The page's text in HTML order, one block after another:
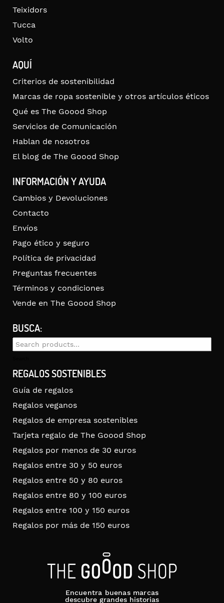
Teixidors
Tucca
Volto
AQUÍ
Criterios de sostenibilidad
Marcas de ropa sostenible y otros artículos éticos
Qué es The Goood Shop
Servicios de Comunicación
Hablan de nosotros
El blog de The Goood Shop
INFORMACIÓN Y AYUDA
Cambios y Devoluciones
Contacto
Envíos
Pago ético y seguro
Política de privacidad
Preguntas frecuentes
Términos y condiciones
Vende en The Goood Shop
BUSCA:
Search
REGALOS SOSTENIBLES
Guía de regalos
Regalos veganos
Regalos de empresa sostenibles
Tarjeta regalo de The Goood Shop
Regalos por menos de 30 euros
Regalos entre 30 y 50 euros
Regalos entre 50 y 80 euros
Regalos entre 80 y 100 euros
Regalos entre 100 y 150 euros
Regalos por más de 150 euros
Encuentra buenas marcas
descubre grandes historias